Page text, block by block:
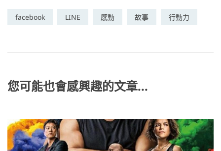
e c
e
o
k
ss
e
g
itt
er
a
W
b
p
y
n
facebook LINE 感動 故事 行動力
您可能也會感興趣的文章...